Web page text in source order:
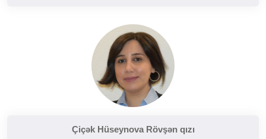
Çiçək Hüseynova Rövşən qızı